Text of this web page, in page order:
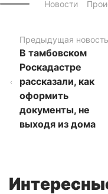
Новости
Предыдущая новость
В тамбовском
Роскадастре
рассказали, как
оформить
документы, не
выходя из дома